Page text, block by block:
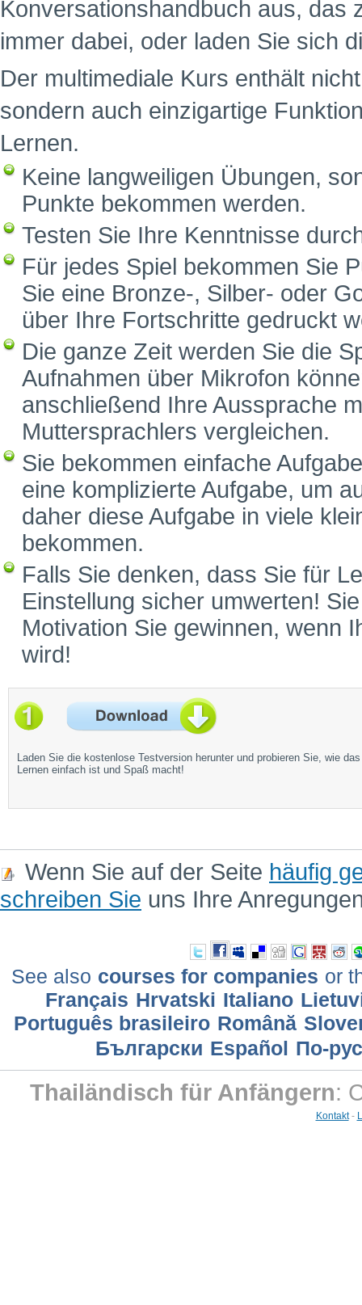
Konversationshandbuch aus, das
immer dabei, oder laden Sie sich
Der multimediale Kurs enthält
sondern auch einzigartige
Lernen.
Keine langweiligen Übungen,
Punkte bekommen werden.
Testen Sie Ihre Kenntnisse
Für jedes Spiel bekommen Sie
Sie eine Bronze-, Silber- oder
über Ihre Fortschritte gedruckt
Die ganze Zeit werden Sie die
Aufnahmen über Mikrofon
anschließend Ihre Aussprache
Muttersprachlers vergleichen.
Sie bekommen einfache
eine komplizierte Aufgabe, um
daher diese Aufgabe in viele
bekommen.
Falls Sie denken, dass Sie für
Einstellung sicher umwerten!
Motivation Sie gewinnen, wenn
wird!
Laden Sie die kostenlose Testversion herunter und probieren Sie, wie das
Lernen einfach ist und Spaß macht!
Wenn Sie auf der Seite häufig
schreiben Sie uns Ihre
See also courses for companies or
Français Hrvatski Italiano
Português brasileiro Română
Български Еspañol По-
Thailändisch für Anfängern:
Kontakt-